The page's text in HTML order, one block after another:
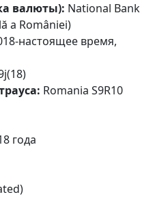
валюты): National Bank
a României)
настоящее время,
Romania S9R10
года